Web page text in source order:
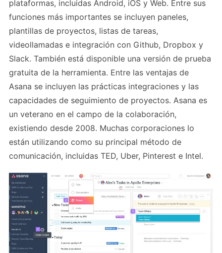
plataformas, incluidas Android, iOS y Web. Entre sus
funciones más importantes se incluyen paneles,
plantillas de proyectos, listas de tareas,
videollamadas e integración con Github, Dropbox y
Slack. También está disponible una versión de prueba
gratuita de la herramienta. Entre las ventajas de
Asana se incluyen las prácticas integraciones y las
capacidades de seguimiento de proyectos. Asana es
un veterano en el campo de la colaboración,
existiendo desde 2008. Muchas corporaciones lo
están utilizando como su principal método de
comunicación, incluidas TED, Uber, Pinterest e Intel.